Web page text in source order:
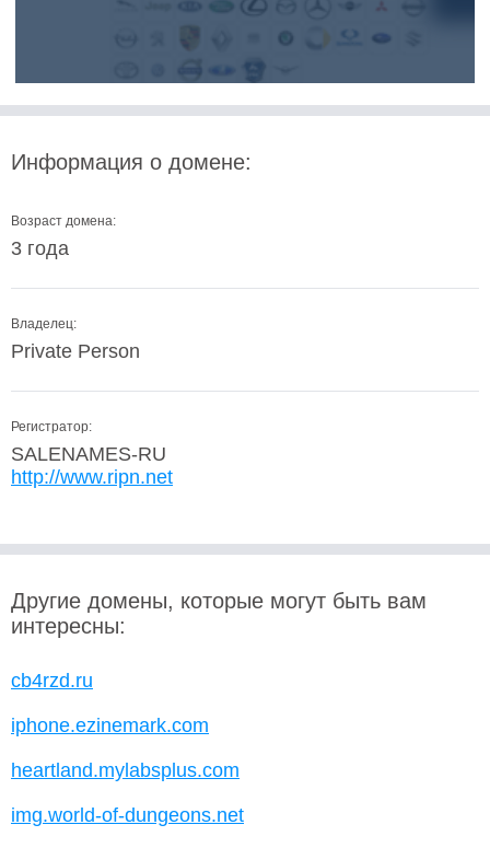
Информация о домене:
Возраст домена:
3 года
Владелец:
Private Person
Регистратор:
SALENAMES-RU
http://www.ripn.net
Другие домены, которые могут быть вам
интересны:
cb4rzd.ru
iphone.ezinemark.com
heartland.mylabsplus.com
img.world-of-dungeons.net